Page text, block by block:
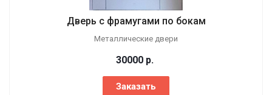
Дверь с фрамугами по бокам
Металлические двери
30000 р.
Заказать